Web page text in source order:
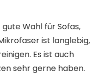
Wahl für Sofas,
ist langlebig,
Es ist auch
sehr gerne haben.